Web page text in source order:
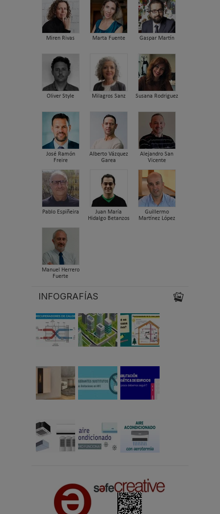
Miren Rivas Marta Fuente Gaspar Martín
Oliver Style Milagros Sanz Susana Rodriguez
José Ramón
Freire
Alberto Vázquez
Garea
Alejandro San
Vicente
Pablo Espiñeira
Juan María
Hidalgo Betanzos
Guillermo
Martínez López
Manuel Herrero
Fuerte
INFOGRAFÍAS